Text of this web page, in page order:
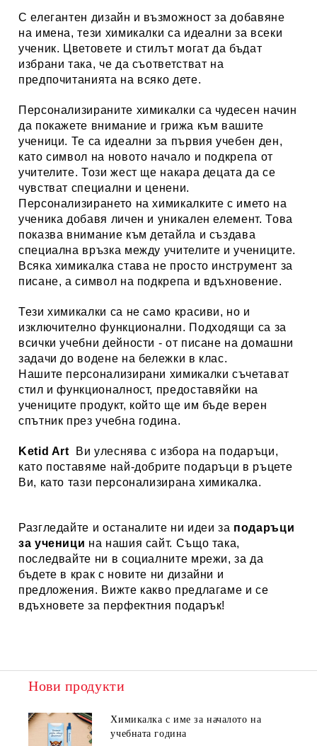
С елегантен дизайн и възможност за добавяне
на имена, тези химикалки са идеални за всеки
ученик. Цветовете и стилът могат да бъдат
избрани така, че да съответстват на
предпочитанията на всяко дете.
Персонализираните химикалки са чудесен начин
да покажете внимание и грижа към вашите
ученици. Те са идеални за първия учебен ден,
като символ на новото начало и подкрепа от
учителите. Този жест ще накара децата да се
чувстват специални и ценени.
Персонализирането на химикалките с името на
ученика добавя личен и уникален елемент. Това
показва внимание към детайла и създава
специална връзка между учителите и учениците.
Всяка химикалка става не просто инструмент за
писане, а символ на подкрепа и вдъхновение.
Тези химикалки са не само красиви, но и
изключително функционални. Подходящи са за
всички учебни дейности - от писане на домашни
задачи до водене на бележки в клас.
Нашите персонализирани химикалки съчетават
стил и функционалност, предоставяйки на
учениците продукт, който ще им бъде верен
спътник през учебна година.
Ketid Art Ви улеснява с избора на подаръци,
като поставяме най-добрите подаръци в ръцете
Ви, като тази персонализирана химикалка.
Разгледайте и останалите ни идеи за подаръци
за ученици на нашия сайт. Също така,
последвайте ни в социалните мрежи, за да
бъдете в крак с новите ни дизайни и
предложения. Вижте какво предлагаме и се
вдъхновете за перфектния подарък!
Нови продукти
Химикалка с име за началото на
учебната година